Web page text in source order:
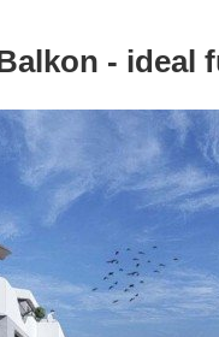
- ideal